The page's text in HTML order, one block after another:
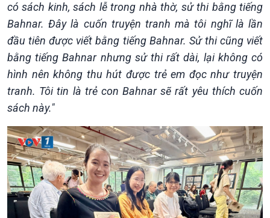
có sách kinh, sách lễ trong nhà thờ, sử thi bằng tiếng
Bahnar. Đây là cuốn truyện tranh mà tôi nghĩ là lần
đầu tiên được viết bằng tiếng Bahnar. Sử thi cũng viết
bằng tiếng Bahnar nhưng sử thi rất dài, lại không có
hình nên không thu hút được trẻ em đọc như truyện
tranh. Tôi tin là trẻ con Bahnar sẽ rất yêu thích cuốn
sách này."